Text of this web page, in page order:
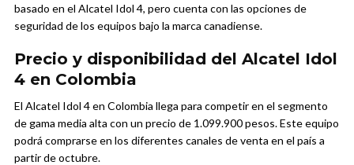
basado en el Alcatel Idol 4, pero cuenta con las opciones de
seguridad de los equipos bajo la marca canadiense.
Precio y disponibilidad del Alcatel Idol
4 en Colombia
El Alcatel Idol 4 en Colombia llega para competir en el segmento
de gama media alta con un precio de 1.099.900 pesos. Este equipo
podrá comprarse en los diferentes canales de venta en el país a
partir de octubre.